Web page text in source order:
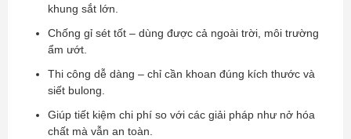
khung sắt lớn.
Chống gỉ sét tốt – dùng được cả ngoài trời, môi trường
ẩm ướt.
Thi công dễ dàng – chỉ cần khoan đúng kích thước và
siết bulong.
Giúp tiết kiệm chi phí so với các giải pháp như nở hóa
chất mà vẫn an toàn.